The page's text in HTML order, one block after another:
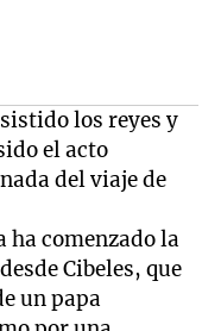
los reyes y
el acto
del viaje de
ha comenzado la
Cibeles, que
un papa